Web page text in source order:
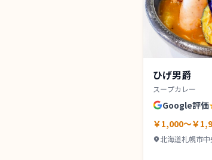
ひげ男爵
スープカレー
Google評価
￥1,000～￥
北海道札幌市